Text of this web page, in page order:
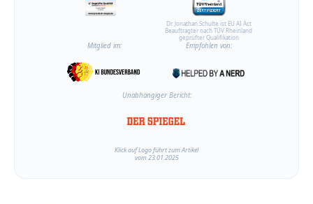
Dr. Jonathan Schulte ist EU AI Act
Beauftragter nach TÜV Rheinland
geprüfter Qualifikation
Mitglied im: Empfohlen von:
Unabhängiger Bericht:
Klick auf Logo führt zum Artikel
vom 23.01.2025